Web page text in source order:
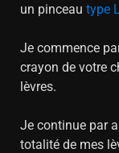
un pinceau type
Je commence
crayon de votre
lèvres.
Je continue par
totalité de mes